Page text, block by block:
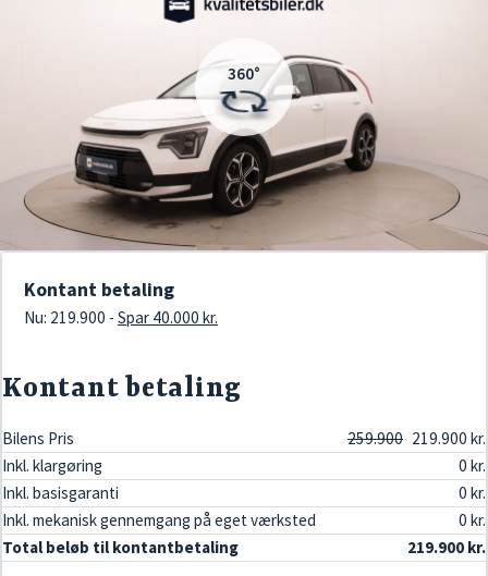
360°
Kontant betaling
Nu: 219.900 - Spar 40.000 kr.
Kontant betaling
Bilens Pris 259.900 219.900 kr.
Inkl. klargøring
0 kr.
Inkl. basisgaranti
0 kr.
Inkl. mekanisk gennemgang på eget værksted
0 kr.
Total beløb til kontantbetaling
219.900 kr.